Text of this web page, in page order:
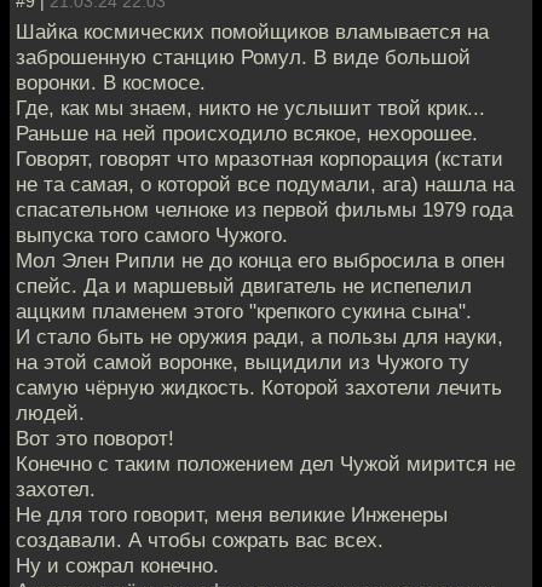
Шайка космических помойщиков вламывается на
заброшенную станцию Ромул. В виде большой
воронки. В космосе.
Где, как мы знаем, никто не услышит твой крик...
Раньше на ней происходило всякое, нехорошее.
Говорят, говорят что мразотная корпорация (кстати
не та самая, о которой все подумали, ага) нашла на
спасательном челноке из первой фильмы 1979 года
выпуска того самого Чужого.
Мол Элен Рипли не до конца его выбросила в опен
спейс. Да и маршевый двигатель не испепелил
аццким пламенем этого "крепкого сукина сына".
И стало быть не оружия ради, а пользы для науки,
на этой самой воронке, выцидили из Чужого ту
самую чёрную жидкость. Которой захотели лечить
людей.
Вот это поворот!
Конечно с таким положением дел Чужой мирится не
захотел.
Не для того говорит, меня великие Инженеры
создавали. А чтобы сожрать вас всех.
Ну и сожрал конечно.